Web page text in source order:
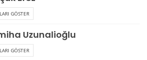
GÖSTER
Uzunalioğlu
GÖSTER